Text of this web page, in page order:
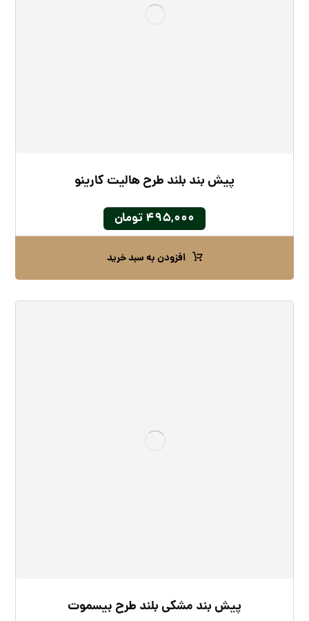
پیش بند بلند طرح هالیت کارینو
۴۹۵,۰۰۰تومان
افزودن به سبد خرید
پیش بند مشکی بلند طرح بیسموت